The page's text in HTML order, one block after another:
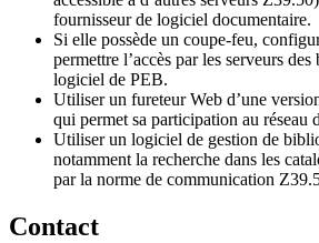
fournisseur de logiciel documentaire.
Si elle possède un coupe-feu,
permettre l’accès par les serveurs
logiciel de PEB.
Utiliser un fureteur Web d’une
qui permet sa participation au réseau
Utiliser un logiciel de gestion de
notamment la recherche dans les
par la norme de communication
Contact